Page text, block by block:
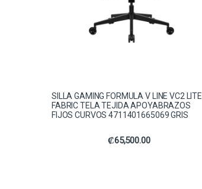
SILLA GAMING FORMULA V LINE VC2 LITE
FABRIC TELA TEJIDA APOYABRAZOS
FIJOS CURVOS 4711401665069 GRIS
₡65,500.00